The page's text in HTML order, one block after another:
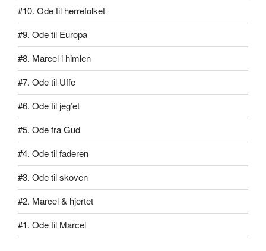
#10. Ode til herrefolket
#9. Ode til Europa
#8. Marcel i himlen
#7. Ode til Uffe
#6. Ode til jeg’et
#5. Ode fra Gud
#4. Ode til faderen
#3. Ode til skoven
#2. Marcel & hjertet
#1. Ode til Marcel